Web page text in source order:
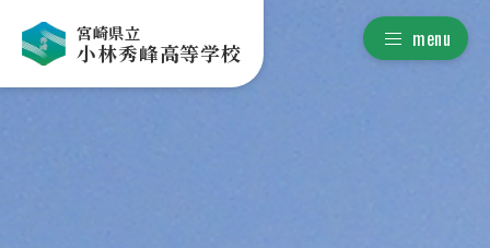
宮崎県立
小林秀峰高等学校
menu